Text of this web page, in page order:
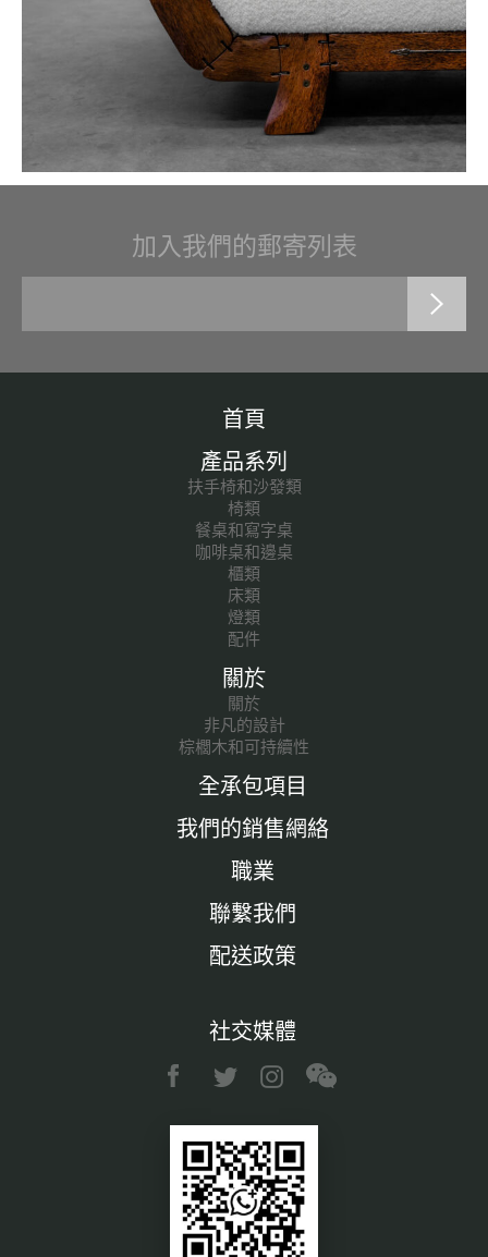
加入我們的郵寄列表
首頁
產品系列
扶手椅和沙發類
椅類
餐桌和寫字桌
咖啡桌和邊桌
櫃類
床類
燈類
配件
關於
關於
非凡的設計
棕櫚木和可持續性
全承包項目
我們的銷售網絡
職業
聯繫我們
配送政策
社交媒體